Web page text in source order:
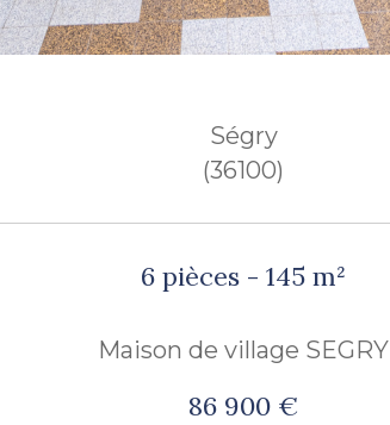
Ségry
(36100)
6 pièces - 145 m²
Maison de village SEGRY
86 900 €